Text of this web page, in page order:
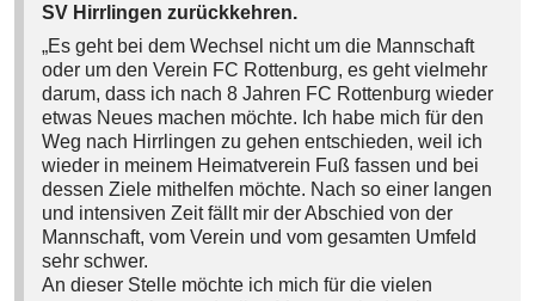
SV Hirrlingen zurückkehren.
„Es geht bei dem Wechsel nicht um die Mannschaft
oder um den Verein FC Rottenburg, es geht vielmehr
darum, dass ich nach 8 Jahren FC Rottenburg wieder
etwas Neues machen möchte. Ich habe mich für den
Weg nach Hirrlingen zu gehen entschieden, weil ich
wieder in meinem Heimatverein Fuß fassen und bei
dessen Ziele mithelfen möchte. Nach so einer langen
und intensiven Zeit fällt mir der Abschied von der
Mannschaft, vom Verein und vom gesamten Umfeld
sehr schwer.
An dieser Stelle möchte ich mich für die vielen